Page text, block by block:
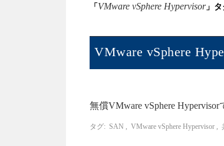
「 VMware vSphere Hypervisor」タ
VMware vSphere
無償VMware vSphere
タグ: SAN , VMware vSphere Hypervisor ,